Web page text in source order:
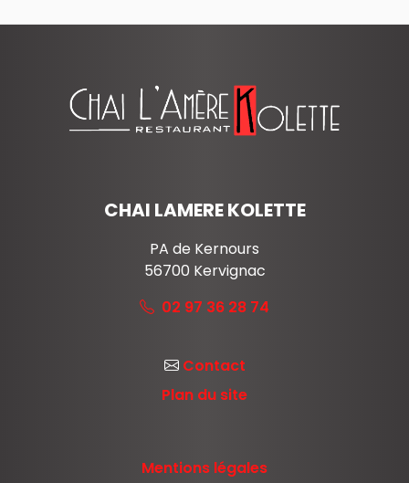
CHAI LAMERE KOLETTE
PA de Kernours
56700 Kervignac
02 97 36 28 74
Contact
Plan du site
Mentions légales